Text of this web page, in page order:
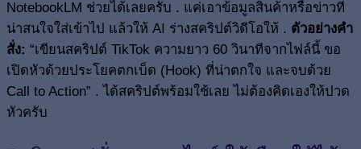
NotebookLM ช่วยได้เลยครับ . แค่เอาข้อมูลสินค้าหรือข่าวที่
น่าสนใจใส่เข้าไป แล้วให้ AI ร่างสคริปต์วิดีโอให้ . ตัวอย่างคำ
สั่ง: “เขียนสคริปต์ TikTok ความยาว 60 วินาทีจากไฟล์นี้ ขอ
เปิดหัวด้วยประโยคตกเบ็ด (Hook) ที่น่าตกใจ และจบด้วย
Call to Action” . ได้สคริปต์พร้อมใช้เลย ไม่ต้องคิดเองให้ปวด
หัวครับ